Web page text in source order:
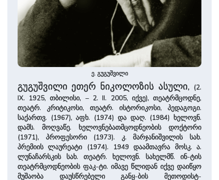
ე. გუგუშვილი
გუგუშვილი ეთერ ნიკოლოზის ასული, (2.
IX. 1925, თბილისი, – 2. II. 2005, იქვე), თეატრმცოდნე,
თეატრ. კრიტიკოსი, თეატრ. ისტორიკოსი, პედაგოგი.
საქართვ. (1967), აფხ. (1974) და დაღ. (1984) ხელოვნ.
დამს. მოღვაწე. ხელოვნებათმცოდნეობის დოქტორი
(1971), პროფესორი (1973). კ. მარჯანიშვილის სახ.
პრემიის ლაურეატი (1974). 1949 დაამთავრა მოსკ. ა.
ლუნაჩარსკის სახ. თეატრ. ხელოვნ. სახელმწ. ინ-ტის
თეატრმცოდნეობის ფაკ-ტი. იმავე წლიდან იქვე დაიწყო
მუშაობა დაუსწრებელი განყ-ბის მეთოდისტ-